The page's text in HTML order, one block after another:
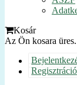
Kosár
Az Ön kosara üres.
Regisztráció